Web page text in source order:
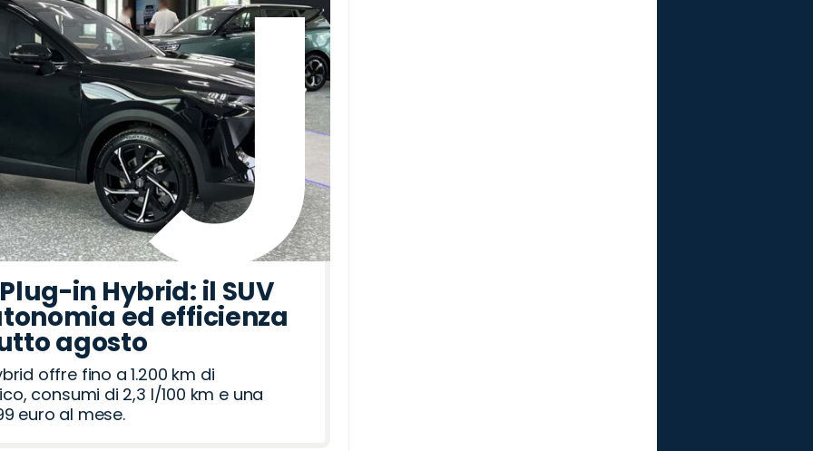
in Hybrid: il SUV
ed efficienza
agosto
offre fino a 1.200 km di
consumi di 2,3 l/100 km e una
euro al mese.